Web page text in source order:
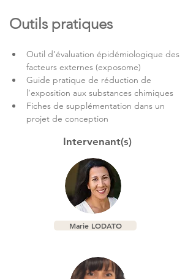
Outils pratiques
Outil d’évaluation épidémiologique des
facteurs externes (exposome)​
Guide pratique de réduction de
l’exposition aux substances chimiques​
Fiches de supplémentation dans un
projet de conception
Intervenant(s)
Marie LODATO